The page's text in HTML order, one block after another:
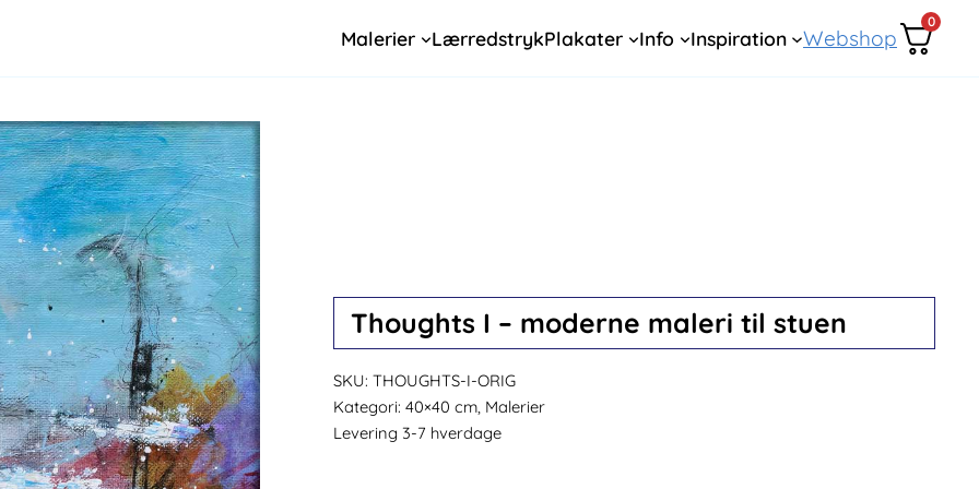
Malerier LærredstrykPlakater Info Inspiration Webshop
0
Thoughts I – moderne maleri til stuen
SKU: THOUGHTS-I-ORIG
Kategori: 40×40 cm, Malerier
Levering 3-7 hverdage